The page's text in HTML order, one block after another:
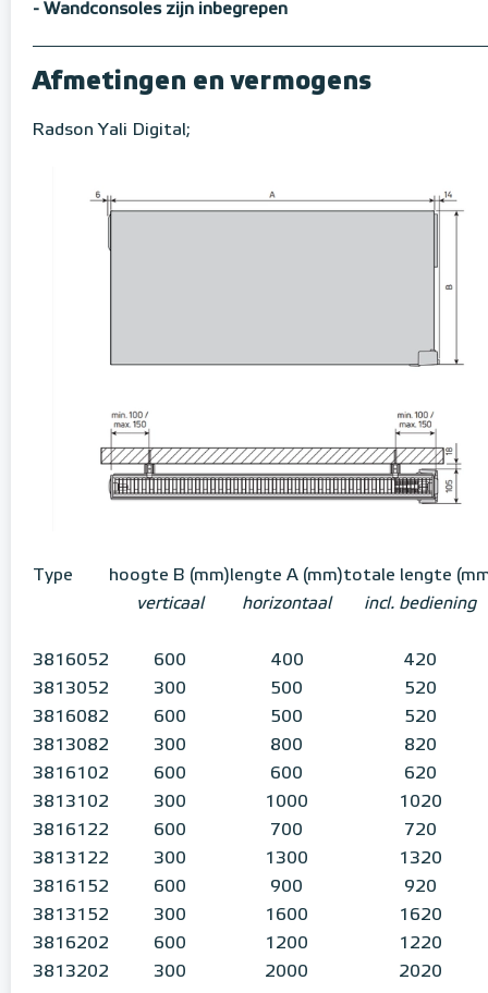
- Wandconsoles zijn inbegrepen
Afmetingen en vermogens
Radson Yali Digital;
Type hoogte B (mm)lengte A (mm)totale lengte
verticaal
horizontaal incl. bediening
3816052 600 400
420
3813052
300 500
520
3816082
600 500
520
3813082
300 800
820
3816102
600 600
620
3813102
300 1000
1020
3816122
600 700
720
3813122
300 1300
1320
3816152
600 900
920
3813152
300 1600
1620
3816202
600 1200
1220
3813202
300 2000 2020